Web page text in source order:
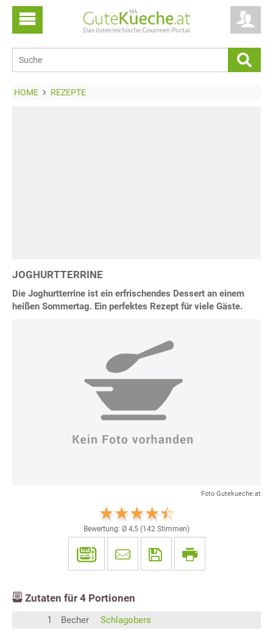
HOME REZEPTE
JOGHURTTERRINE
Die Joghurtterrine ist ein erfrischendes Dessert an einem
heißen Sommertag. Ein perfektes Rezept für viele Gäste.
Foto Gutekueche.at
Bewertung: Ø 4,5 (142 Stimmen)
Zutaten für 4 Portionen
1 Becher
Schlagobers